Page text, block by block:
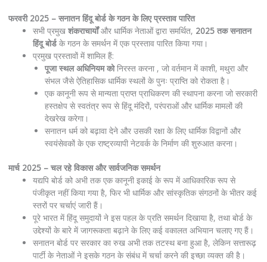
फरवरी 2025 – सनातन हिंदू बोर्ड के गठन के लिए प्रस्ताव पारित
सभी प्रमुख शंकराचार्योंऔर धार्मिक नेताओं द्वारा समर्थित, 2025 तक सनातन
हिंदू बोर्डके गठन के समर्थन में एक प्रस्ताव पारित किया गया।
प्रमुख प्रस्तावों में शामिल हैं:
पूजा स्थल अधिनियम कोनिरस्त करना , जो वर्तमान में काशी, मथुरा और
संभल जैसे ऐतिहासिक धार्मिक स्थलों के पुनः प्राप्ति को रोकता है।
एक कानूनी रूप से मान्यता प्राप्त प्राधिकरण की स्थापना करना जो सरकारी
हस्तक्षेप से स्वतंत्र रूप से हिंदू मंदिरों, परंपराओं और धार्मिक मामलों की
देखरेख करेगा।
सनातन धर्म को बढ़ावा देने और उसकी रक्षा के लिए धार्मिक विद्वानों और
स्वयंसेवकों के एक राष्ट्रव्यापी नेटवर्क के निर्माण की शुरुआत करना।
मार्च 2025 – चल रहे विकास और सार्वजनिक समर्थन
यद्यपि बोर्ड को अभी तक एक कानूनी इकाई के रूप में आधिकारिक रूप से
पंजीकृत नहीं किया गया है, फिर भी धार्मिक और सांस्कृतिक संगठनों के भीतर कई
स्तरों पर चर्चाएं जारी हैं।
पूरे भारत में हिंदू समुदायों ने इस पहल के प्रति समर्थन दिखाया है, तथा बोर्ड के
उद्देश्यों के बारे में जागरूकता बढ़ाने के लिए कई वकालत अभियान चलाए गए हैं।
सनातन बोर्ड पर सरकार का रुख अभी तक तटस्थ बना हुआ है, लेकिन सत्तारूढ़
पार्टी के नेताओं ने इसके गठन के संबंध में चर्चा करने की इच्छा व्यक्त की है।